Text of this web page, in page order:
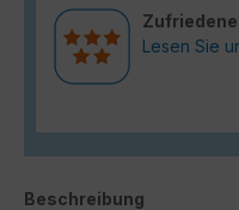
Lesen Sie
Beschreibung